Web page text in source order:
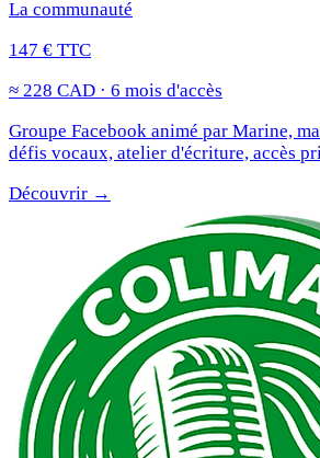
La communauté
147 € TTC
≈ 228 CAD · 6 mois d'accès
Groupe Facebook animé par Marine,
défis vocaux, atelier d'écriture, accès
Découvrir →